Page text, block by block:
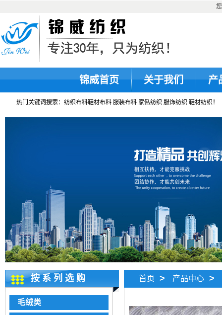
您
锦威首页 关于我们 产
热门关键词搜索：纺织布料鞋材布料 服装布料 家俬纺织 服饰纺织 鞋材纺织！
按系列选购
毛绒类
首页 > 产品中心 >